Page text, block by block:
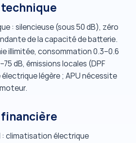
: silencieuse (sous 50 dB), zéro
de la capacité de batterie.
illimitée, consommation 0.3–0.6
dB, émissions locales (DPF
légère ; APU nécessite
: climatisation électrique